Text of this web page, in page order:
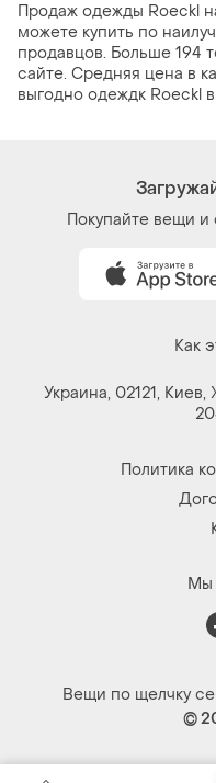
Продаж одежды Roeckl
можете купить по
продавцов. Больше 194
сайте. Средняя цена в
выгодно одеждк Roeckl
Покупайте вещи
Как
Украина, 02121,
Политика
Мы
Вещи по щелчку
©